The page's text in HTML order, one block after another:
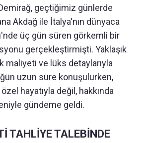
geçtiğimiz günlerde
Akdağ ile İtalya'nın dünyaca
üç gün süren görkemli bir
gerçekleştirmişti. Yaklaşık
maliyeti ve lüks detaylarıyla
uzun süre konuşulurken,
hayatıyla değil, hakkında
gündeme geldi.
TAHLİYE TALEBİNDE